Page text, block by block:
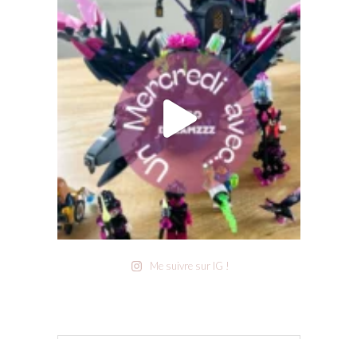
Me suivre sur IG !